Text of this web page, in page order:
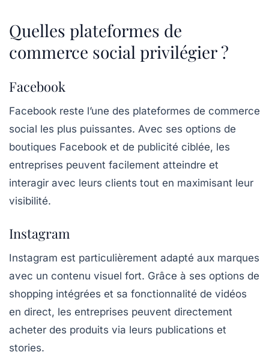
Quelles plateformes de
commerce social privilégier ?
Facebook
Facebook reste l’une des plateformes de commerce
social les plus puissantes. Avec ses options de
boutiques Facebook et de publicité ciblée, les
entreprises peuvent facilement atteindre et
interagir avec leurs clients tout en maximisant leur
visibilité.
Instagram
Instagram est particulièrement adapté aux marques
avec un contenu visuel fort. Grâce à ses options de
shopping intégrées et sa fonctionnalité de vidéos
en direct, les entreprises peuvent directement
acheter des produits via leurs publications et
stories.